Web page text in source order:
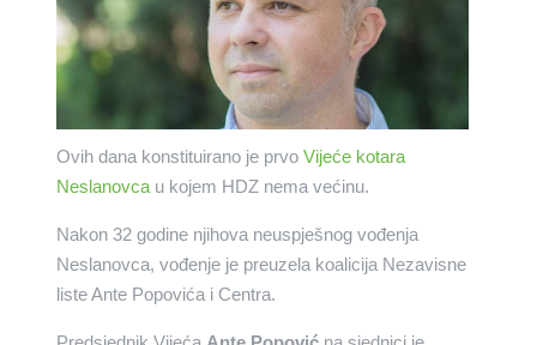
Ovih dana konstituirano je prvo Vijeće kotara
Neslanovcau kojem HDZ nema većinu.
Nakon 32 godine njihova neuspješnog vođenja
Neslanovca, vođenje je preuzela koalicija Nezavisne
liste Ante Popovića i Centra.